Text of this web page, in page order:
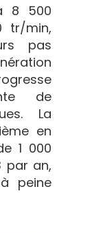
8 500
tr/min,
pas
de
La
en
1 000
par an,
peine